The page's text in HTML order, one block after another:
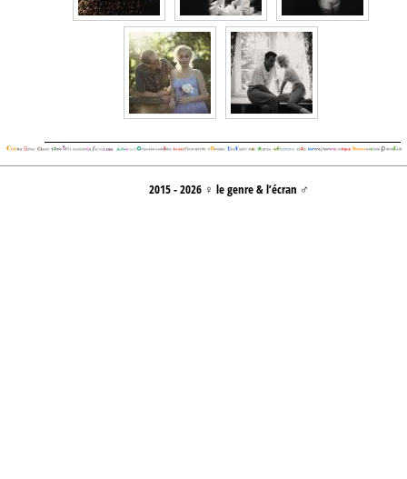
2015 - 2026 ♀ le genre & l’écran ♂